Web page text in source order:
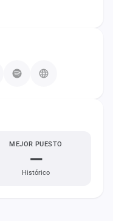
MEJOR PUESTO
—
Histórico